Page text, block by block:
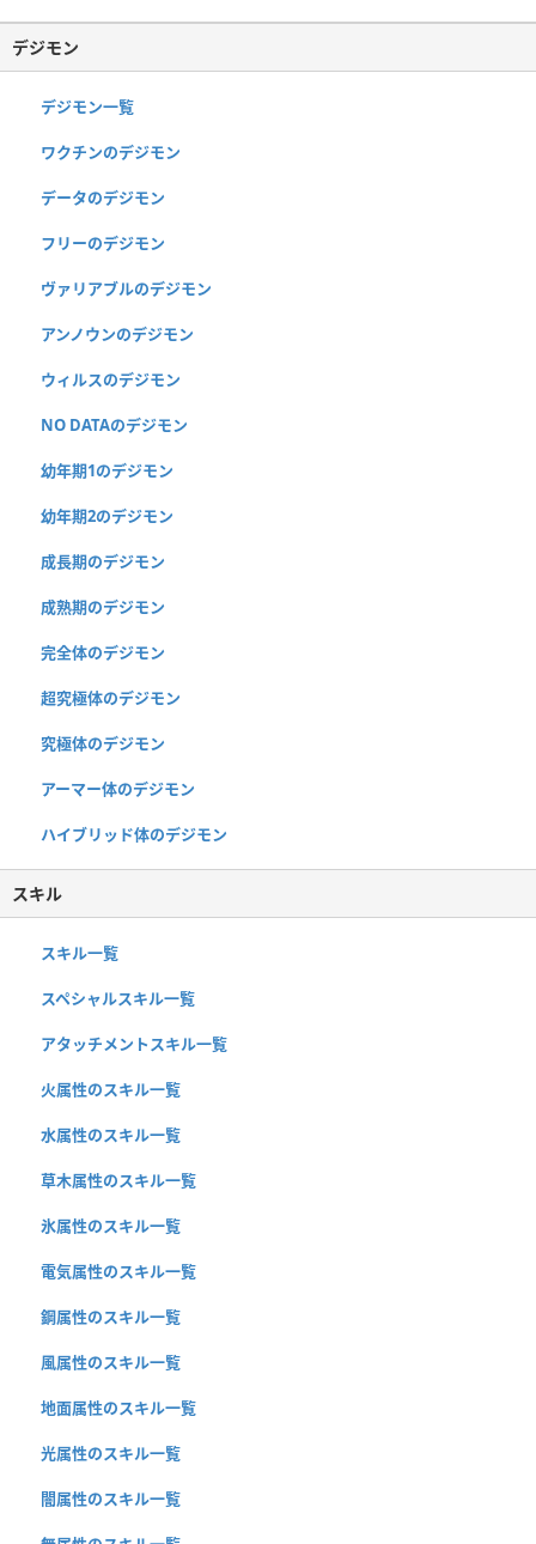
デジモン
デジモン一覧
ワクチンのデジモン
データのデジモン
フリーのデジモン
ヴァリアブルのデジモン
アンノウンのデジモン
ウィルスのデジモン
NO DATAのデジモン
幼年期1のデジモン
幼年期2のデジモン
成長期のデジモン
成熟期のデジモン
完全体のデジモン
超究極体のデジモン
究極体のデジモン
アーマー体のデジモン
ハイブリッド体のデジモン
スキル
スキル一覧
スペシャルスキル一覧
アタッチメントスキル一覧
火属性のスキル一覧
水属性のスキル一覧
草木属性のスキル一覧
氷属性のスキル一覧
電気属性のスキル一覧
鋼属性のスキル一覧
風属性のスキル一覧
地面属性のスキル一覧
光属性のスキル一覧
闇属性のスキル一覧